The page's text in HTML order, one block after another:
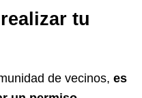
tu
de vecinos, es